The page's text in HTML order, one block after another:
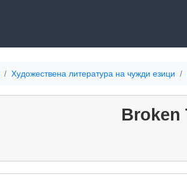
Художествена литература на чужди езици
Broken